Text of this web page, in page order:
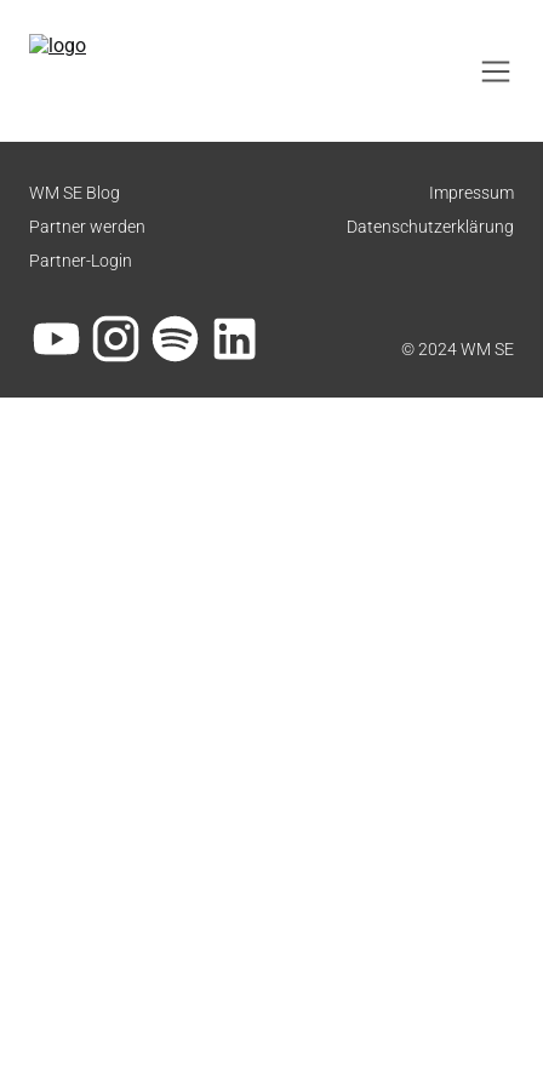
WM SE Blog
Partner werden
Partner-Login
Impressum
Datenschutzerklärung
© 2024 WM SE